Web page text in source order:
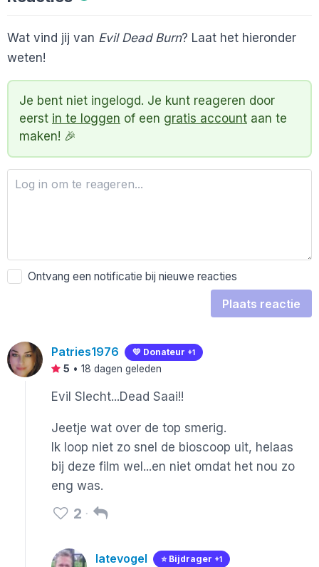
Wat vind jij van Evil Dead Burn? Laat het hieronder
weten!
Je bent niet ingelogd. Je kunt reageren door
eerst in te loggen of een gratis account aan te
maken! 🎉
Ontvang een notificatie bij nieuwe reacties
Plaats reactie
Patries1976 💛 Donateur +1
5 • 18 dagen geleden
Evil Slecht...Dead Saai!!
Jeetje wat over de top smerig.
Ik loop niet zo snel de bioscoop uit, helaas
bij deze film wel...en niet omdat het nou zo
eng was.
2
latevogel ⭐️ Bijdrager +1